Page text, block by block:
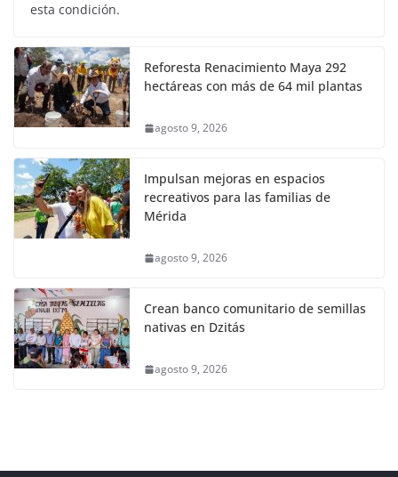
esta condición.
Reforesta Renacimiento Maya 292
hectáreas con más de 64 mil plantas
agosto 9, 2026
Impulsan mejoras en espacios
recreativos para las familias de
Mérida
agosto 9, 2026
Crean banco comunitario de semillas
nativas en Dzitás
agosto 9, 2026